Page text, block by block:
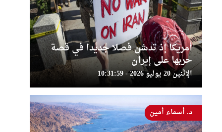
أمريكا إذ تدشن فصلا جديدا في قصة
حربها على إيران
الإثنين 20 يوليو 2026 - 10:31:59
د. أسماء أمين